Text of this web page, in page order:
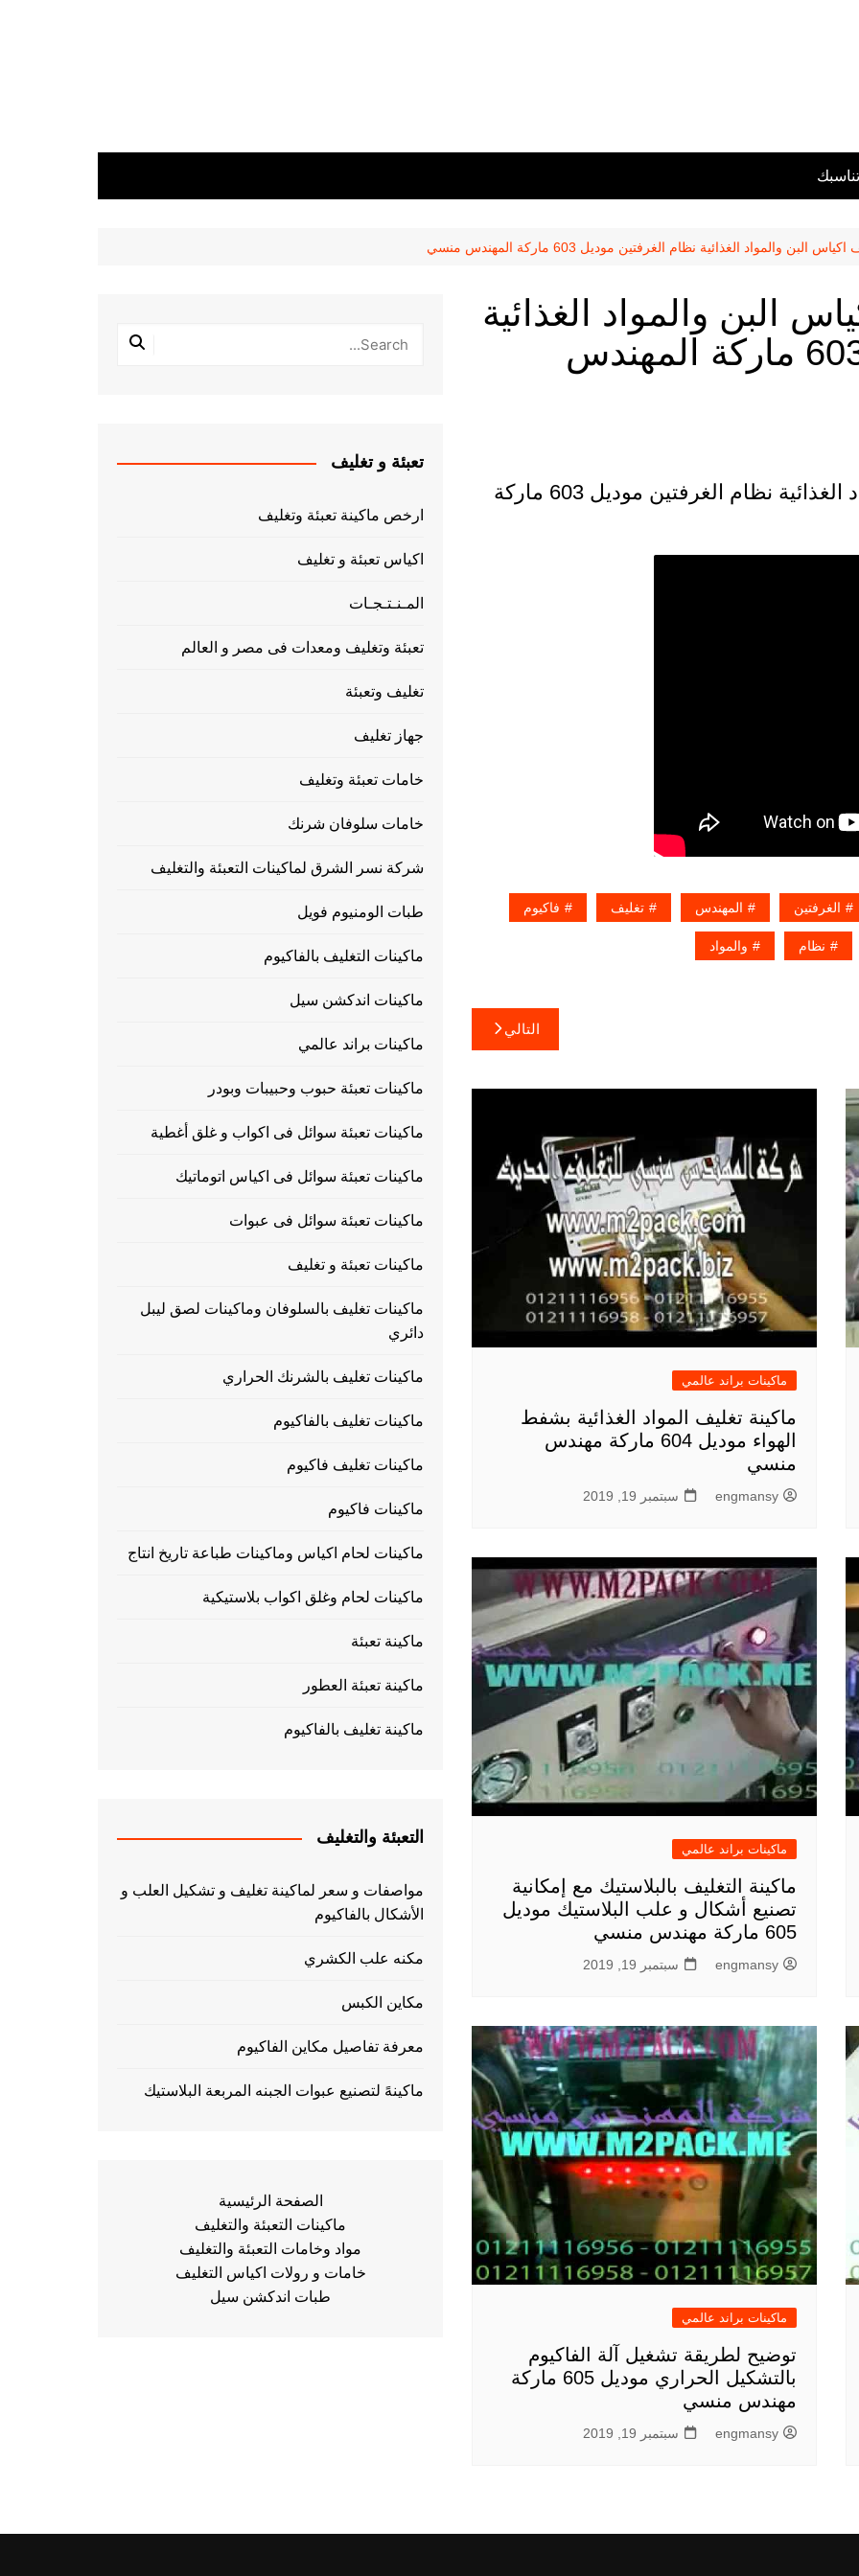
البن والمواد الغذائية نظام الغرفتين موديل 603 ماركة المهندس منسي
البن والمواد الغذائية
نظام الغرفتين موديل 603 ماركة المهندس
ماكينة فاكيوم تغليف اكياس البن والمواد الغذائية نظام الغرفتين موديل 603 ماركة
الغرفتين المهندس تغليف فاكيوم
نظام والمواد
التالي
ماكينات براند عالمي
ماكينة تغليف المواد الغذائية بشفط
الهواء موديل 604 ماركة مهندس
منسي
engmansy سبتمبر 19, 2019
ماكينات براند عالمي
ماكينة التغليف بالبلاستيك مع إمكانية
تصنيع أشكال و علب البلاستيك موديل
605 ماركة مهندس منسي
engmansy سبتمبر 19, 2019
ماكينات براند عالمي
توضيح لطريقة تشغيل آلة الفاكيوم
بالتشكيل الحراري موديل 605 ماركة
مهندس منسي
engmansy سبتمبر 19, 2019
تعبئة و تغليف
ارخص ماكينة تعبئة وتغليف
اكياس تعبئة و تغليف
المـنـتـجـات
تعبئة وتغليف ومعدات فى مصر و العالم
تغليف وتعبئة
جهاز تغليف
خامات تعبئة وتغليف
خامات سلوفان شرنك
شركة نسر الشرق لماكينات التعبئة والتغليف
طبات الومنيوم فويل
ماكينات التغليف بالفاكيوم
ماكينات اندكشن سيل
ماكينات براند عالمي
ماكينات تعبئة حبوب وحبيبات وبودر
ماكينات تعبئة سوائل فى اكواب و غلق أغطية
ماكينات تعبئة سوائل فى اكياس اتوماتيك
ماكينات تعبئة سوائل فى عبوات
ماكينات تعبئة و تغليف
ماكينات تغليف بالسلوفان وماكينات لصق ليبل
دائري
ماكينات تغليف بالشرنك الحراري
ماكينات تغليف بالفاكيوم
ماكينات تغليف فاكيوم
ماكينات فاكيوم
ماكينات لحام اكياس وماكينات طباعة تاريخ انتاج
ماكينات لحام وغلق اكواب بلاستيكية
ماكينة تعبئة
ماكينة تعبئة العطور
ماكينة تغليف بالفاكيوم
التعبئة والتغليف
مواصفات و سعر لماكينة تغليف و تشكيل العلب و
الأشكال بالفاكيوم
مكنه علب الكشري
مكاين الكبس
معرفة تفاصيل مكاين الفاكيوم
ماكينهً لتصنيع عبوات الجبنه المربعة البلاستيك
الصفحة الرئيسية
ماكينات التعبئة والتغليف
مواد وخامات التعبئة والتغليف
خامات و رولات اكياس التغليف
طبات اندكشن سيل